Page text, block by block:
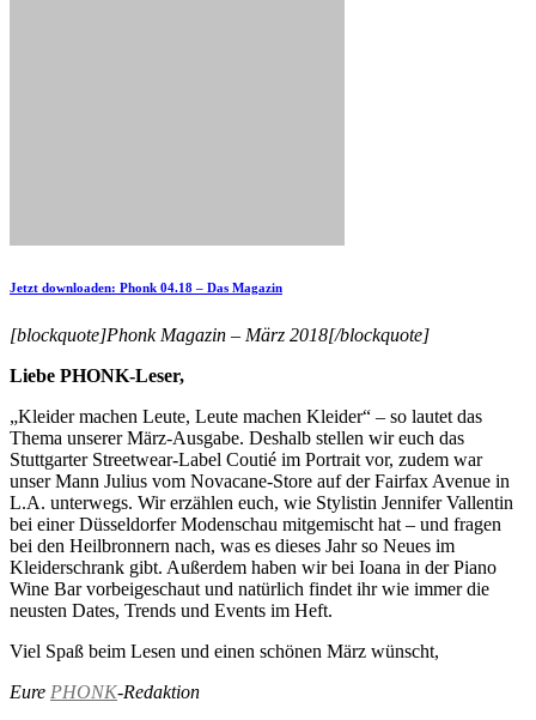
Jetzt downloaden: Phonk 04.18 – Das Magazin
[blockquote]Phonk Magazin – März 2018[/blockquote]
Liebe PHONK-Leser,
„Kleider machen Leute, Leute machen Kleider“ – so lautet das
Thema unserer März-Ausgabe. Deshalb stellen wir euch das
Stuttgarter Streetwear-Label Coutié im Portrait vor, zudem war
unser Mann Julius vom Novacane-Store auf der Fairfax Avenue in
L.A. unterwegs. Wir erzählen euch, wie Stylistin Jennifer Vallentin
bei einer Düsseldorfer Modenschau mitgemischt hat – und fragen
bei den Heilbronnern nach, was es dieses Jahr so Neues im
Kleiderschrank gibt. Außerdem haben wir bei Ioana in der Piano
Wine Bar vorbeigeschaut und natürlich findet ihr wie immer die
neusten Dates, Trends und Events im Heft.
Viel Spaß beim Lesen und einen schönen März wünscht,
Eure PHONK-Redaktion